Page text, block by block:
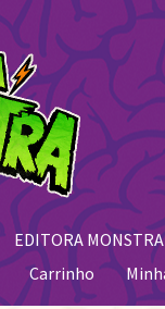
EDITORA MONSTRA
Carrinho